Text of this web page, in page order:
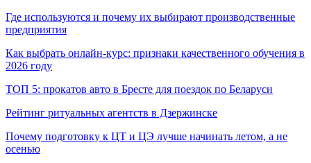
Где используются и почему их выбирают производственные
предприятия
Как выбрать онлайн-курс: признаки качественного обучения в
2026 году
ТОП 5: прокатов авто в Бресте для поездок по Беларуси
Рейтинг ритуальных агентств в Дзержинске
Почему подготовку к ЦТ и ЦЭ лучше начинать летом, а не
осенью